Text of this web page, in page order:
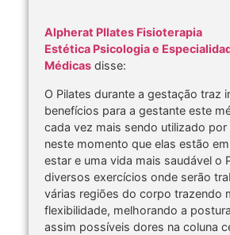
Alpherat PIlates Fisioterapia
Estética Psicologia e
Médicas disse:
O Pilates durante a gestação traz
benefícios para a gestante este
cada vez mais sendo utilizado por
neste momento que elas estão
estar e uma vida mais saudável o
diversos exercícios onde serão
várias regiões do corpo trazendo
flexibilidade, melhorando a
assim possíveis dores na coluna